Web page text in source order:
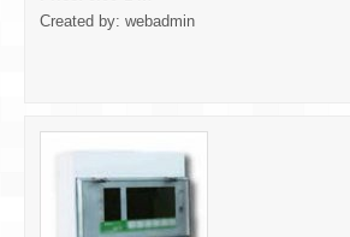
Created by: webadmin